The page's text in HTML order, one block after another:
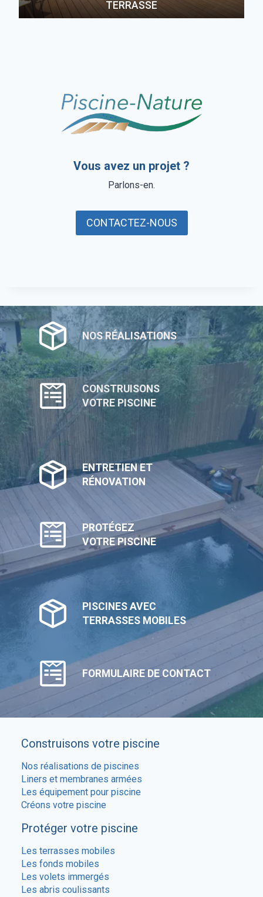
TERRASSE
Vous avez un projet ?
Parlons-en.
CONTACTEZ-NOUS
NOS RÉALISATIONS
CONSTRUISONS
VOTRE PISCINE
ENTRETIEN ET
RÉNOVATION
PROTÉGEZ
VOTRE PISCINE
PISCINES AVEC
TERRASSES MOBILES
FORMULAIRE DE CONTACT
Construisons votre piscine
Nos réalisations de piscines
Liners et membranes armées
Les équipement pour piscine
Créons votre piscine
Protéger votre piscine
Les terrasses mobiles
Les fonds mobiles
Les volets immergés
Les abris coulissants